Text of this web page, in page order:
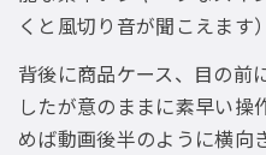
くと風切り音が聞こえます）
背後に商品ケース、目の前
したが意のままに素早い
めば動画後半のように横向